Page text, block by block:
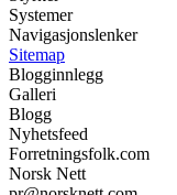
Systemer
Navigasjonslenker
Sitemap
Blogginnlegg
Galleri
Blogg
Nyhetsfeed
Forretningsfolk.com
Norsk Nett